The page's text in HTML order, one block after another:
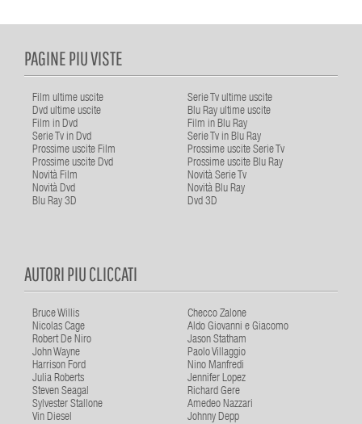
PAGINE PIU VISTE
Film ultime uscite
Serie Tv ultime uscite
Dvd ultime uscite
Blu Ray ultime uscite
Film in Dvd
Film in Blu Ray
Serie Tv in Dvd
Serie Tv in Blu Ray
Prossime uscite Film
Prossime uscite Serie Tv
Prossime uscite Dvd
Prossime uscite Blu Ray
Novità Film
Novità Serie Tv
Novità Dvd
Novità Blu Ray
Blu Ray 3D
Dvd 3D
AUTORI PIU CLICCATI
Bruce Willis
Checco Zalone
Nicolas Cage
Aldo Giovanni e Giacomo
Robert De Niro
Jason Statham
John Wayne
Paolo Villaggio
Harrison Ford
Nino Manfredi
Julia Roberts
Jennifer Lopez
Steven Seagal
Richard Gere
Sylvester Stallone
Amedeo Nazzari
Vin Diesel
Johnny Depp